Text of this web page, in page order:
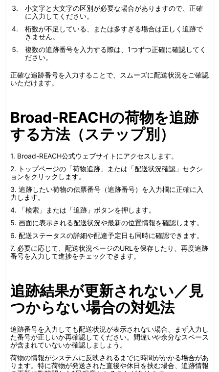
小文字と大文字の区別が必要な場合がありますので、正確
に入力してください。
桁数が不足している、または多すぎる場合は正しく追跡で
きません。
複数の追跡番号を入力する際は、1つずつ正確に確認してく
ださい。
正確な追跡番号を入力することで、スムーズに配送状況をご確認
いただけます。
Broad-REACHの荷物を追跡
する方法（ステップ別）
1. Broad-REACH公式ウェブサイトにアクセスします。
2. トップページの「荷物追跡」または「配送状況確認」セクシ
ョンをクリックします。
3. 追跡したい荷物の伝票番号（追跡番号）を入力欄に正確に入
力します。
4. 「検索」または「追跡」ボタンを押します。
5. 画面に表示される配送状況や最新の位置情報を確認します。
6. 配送ステータスの詳細や配達予定日も同時に確認できます。
7. 必要に応じて、配送状況ページのURLを保存したり、再度追跡
番号を入力して進捗をチェックできます。
追跡結果が更新されない／見
つからない場合の対処法
追跡番号を入力しても配送状況が表示されない場合、まず入力し
た番号が正しいか再確認してください。間違いや余分なスペース
が含まれていないか確認しましょう。
荷物の情報がシステムに反映されるまでに時間がかかる場合があ
ります。特に荷物が発送された直後や休日を挟む場合、追跡情報